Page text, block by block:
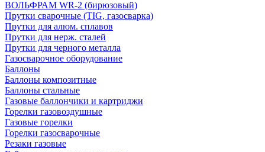
ВОЛЬФРАМ WR-2 (бирюзовый)
Прутки сварочные (TIG, газосварка)
Прутки для алюм. сплавов
Прутки для нерж. сталей
Прутки для черного металла
Газосварочное оборудование
Баллоны
Баллоны композитные
Баллоны стальные
Газовые баллончики и картриджи
Горелки газовоздушные
Газовые горелки
Горелки газосварочные
Резаки газовые